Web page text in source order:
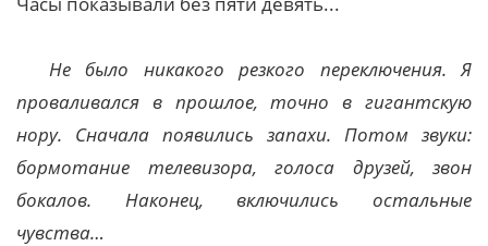
Не было никакого резкого переключения. Я
проваливался в прошлое, точно в гигантскую
нору. Сначала появились запахи. Потом звуки:
бормотание телевизора, голоса друзей, звон
бокалов. Наконец, включились остальные
чувства…